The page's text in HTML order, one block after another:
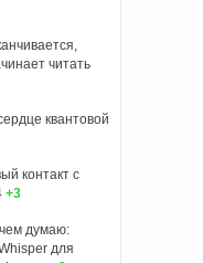
читать
квантовой
контакт с
+3
думаю:
для